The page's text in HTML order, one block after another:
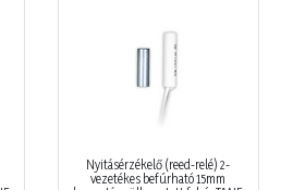
kapcs.táv süllyesztett fehér TANE
ALARM